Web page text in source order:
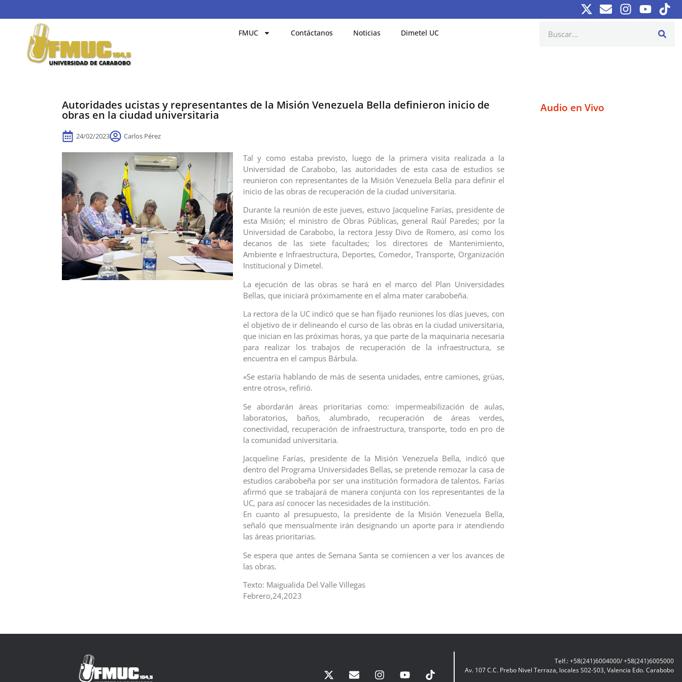
FMUC Contáctanos Noticias Dimetel UC
Autoridades ucistas y representantes de la Misión Venezuela Bella definieron inicio de
obras en la ciudad universitaria
24/02/2023 Carlos Pérez
Tal y como estaba previsto, luego de la primera visita realizada a la
Universidad de Carabobo, las autoridades de esta casa de estudios se
reunieron con representantes de la Misión Venezuela Bella para definir el
inicio de las obras de recuperación de la ciudad universitaria.
Durante la reunión de este jueves, estuvo Jacqueline Farías, presidente de
esta Misión; el ministro de Obras Públicas, general Raúl Paredes; por la
Universidad de Carabobo, la rectora Jessy Divo de Romero, así como los
decanos de las siete facultades; los directores de Mantenimiento,
Ambiente e Infraestructura, Deportes, Comedor, Transporte, Organización
Institucional y Dimetel.
La ejecución de las obras se hará en el marco del Plan Universidades
Bellas, que iniciará próximamente en el alma mater carabobeña.
La rectora de la UC indicó que se han fijado reuniones los días jueves, con
el objetivo de ir delineando el curso de las obras en la ciudad universitaria,
que inician en las próximas horas, ya que parte de la maquinaria necesaria
para realizar los trabajos de recuperación de la infraestructura, se
encuentra en el campus Bárbula.
«Se estaría hablando de más de sesenta unidades, entre camiones, grúas,
entre otros», refirió.
Se abordarán áreas prioritarias como: impermeabilización de aulas,
laboratorios, baños, alumbrado, recuperación de áreas verdes,
conectividad, recuperación de infraestructura, transporte, todo en pro de
la comunidad universitaria.
Jacqueline Farías, presidente de la Misión Venezuela Bella, indicó que
dentro del Programa Universidades Bellas, se pretende remozar la casa de
estudios carabobeña por ser una institución formadora de talentos. Farías
afirmó que se trabajará de manera conjunta con los representantes de la
UC, para así conocer las necesidades de la institución.
En cuanto al presupuesto, la presidente de la Misión Venezuela Bella,
señaló que mensualmente irán designando un aporte para ir atendiendo
las áreas prioritarias.
Se espera que antes de Semana Santa se comiencen a ver los avances de
las obras.
Texto: Maigualida Del Valle Villegas
Febrero,24,2023
Audio en Vivo
Telf.: +58(241)6004000/ +58(241)6005000
Av. 107 C.C. Prebo Nivel Terraza, locales S02-S03, Valencia Edo. Carabobo